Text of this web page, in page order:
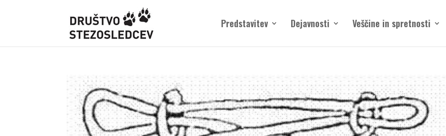
Predstavitev Dejavnosti Veščine in spretnosti